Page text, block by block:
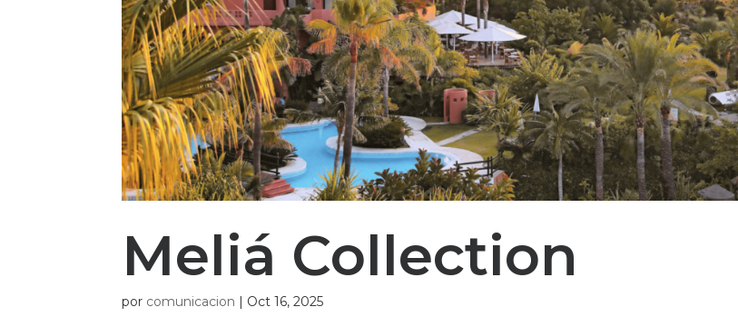
Meliá Collection
por comunicacion | Oct 16, 2025